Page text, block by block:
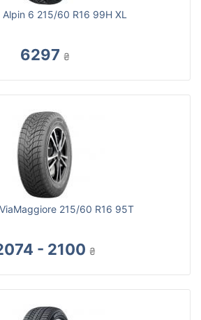
Alpin 6 215/60 R16 99H XL
6297 ₴
215/60 R16 95T
- 2100 ₴